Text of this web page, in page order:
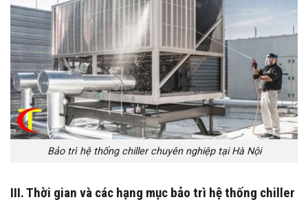
Bảo trì hệ thống chiller chuyên nghiệp tại Hà Nội
III. Thời gian và các hạng mục bảo trì hệ thống chiller